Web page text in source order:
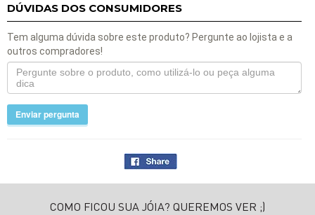
DÚVIDAS DOS CONSUMIDORES
Tem alguma dúvida sobre este produto? Pergunte ao lojista e a
outros compradores!
Enviar pergunta
COMO FICOU SUA JÓIA? QUEREMOS VER ;)